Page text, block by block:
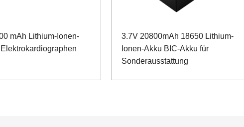
mAh Lithium-Ionen-
3.7V 20800mAh 18650 Lithium-
Ionen-Akku BIC-Akku für
Sonderausstattung